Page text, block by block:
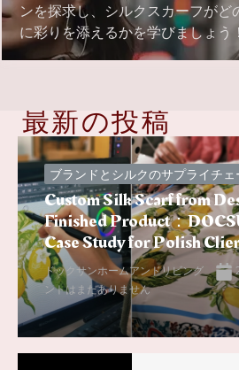
ンを探求し、シルクスカーフが
に彩りを添えるかを学びましょう！
最新の投稿
ブランドとシルクのサプライチェ
Custom Silk Scarf from
Finished Product：
Case Study for Polish
ドックサンホームアンドリビング
ントはまだありません